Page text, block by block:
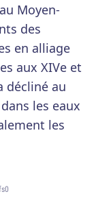
Moyen-
des
en alliage
aux XIVe et
décliné au
les eaux
les